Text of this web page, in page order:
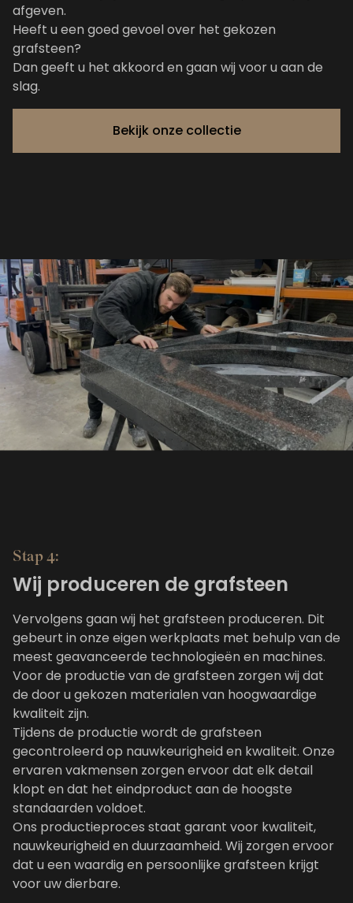
afgeven.
Heeft u een goed gevoel over het gekozen
grafsteen?
Dan geeft u het akkoord en gaan wij voor u aan de
slag.
Bekijk onze collectie
Stap 4:
Wij produceren de grafsteen
Vervolgens gaan wij het grafsteen produceren. Dit
gebeurt in onze eigen werkplaats met behulp van de
meest geavanceerde technologieën en machines.
Voor de productie van de grafsteen zorgen wij dat
de door u gekozen materialen van hoogwaardige
kwaliteit zijn.
Tijdens de productie wordt de grafsteen
gecontroleerd op nauwkeurigheid en kwaliteit. Onze
ervaren vakmensen zorgen ervoor dat elk detail
klopt en dat het eindproduct aan de hoogste
standaarden voldoet.
Ons productieproces staat garant voor kwaliteit,
nauwkeurigheid en duurzaamheid. Wij zorgen ervoor
dat u een waardig en persoonlijke grafsteen krijgt
voor uw dierbare.